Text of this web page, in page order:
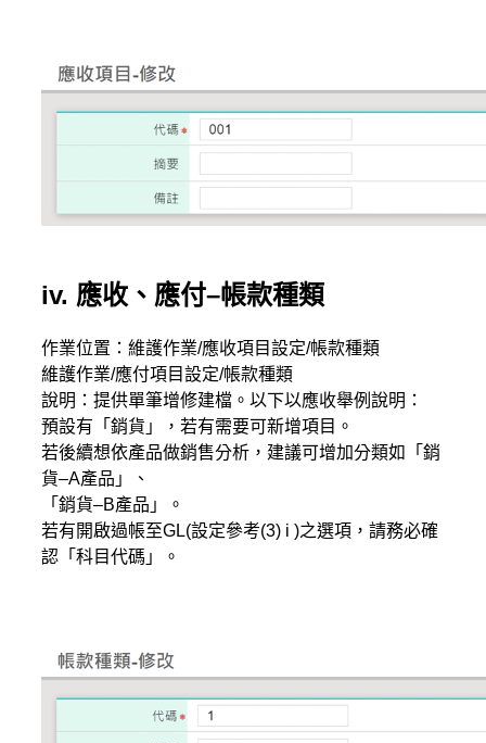
iv. 應收、應付–帳款種類
作業位置：維護作業/應收項目設定/帳款種類
維護作業/應付項目設定/帳款種類
說明：提供單筆增修建檔。以下以應收舉例說明：
預設有「銷貨」，若有需要可新增項目。
若後續想依產品做銷售分析，建議可增加分類如「銷
貨–A產品」、
「銷貨–B產品」。
若有開啟過帳至GL(設定參考(3) i )之選項，請務必確
認「科目代碼」。